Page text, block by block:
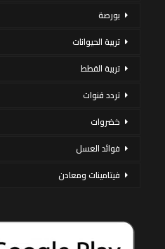
بورصة
تربية الحيوانات
تربية القطط
تردد قنوات
خضروات
فوائد العسل
فيتامينات ومعادن